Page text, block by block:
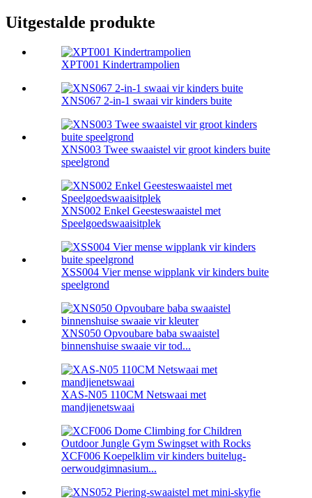
Uitgestalde produkte
XPT001 Kindertrampolien
XNS067 2-in-1 swaai vir kinders buite
XNS003 Twee swaaistel vir groot kinders buite
speelgrond
XNS002 Enkel Geesteswaaistel met
Speelgoedswaaisitplek
XSS004 Vier mense wipplank vir kinders buite
speelgrond
XNS050 Opvoubare baba swaaistel
binnenshuise swaaie vir tod...
XAS-N05 110CM Netswaai met
mandjienetswaai
XCF006 Koepelklim vir kinders buitelug-
oerwoudgimnasium...